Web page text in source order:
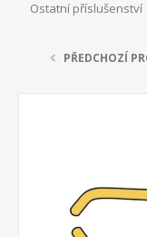
Ostatní příslušenství
PŘEDCHOZÍ